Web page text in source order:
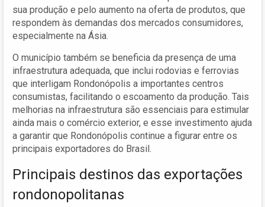
sua produção e pelo aumento na oferta de produtos, que
respondem às demandas dos mercados consumidores,
especialmente na Ásia.
O município também se beneficia da presença de uma
infraestrutura adequada, que inclui rodovias e ferrovias
que interligam Rondonópolis a importantes centros
consumistas, facilitando o escoamento da produção. Tais
melhorias na infraestrutura são essenciais para estimular
ainda mais o comércio exterior, e esse investimento ajuda
a garantir que Rondonópolis continue a figurar entre os
principais exportadores do Brasil.
Principais destinos das exportações
rondonopolitanas